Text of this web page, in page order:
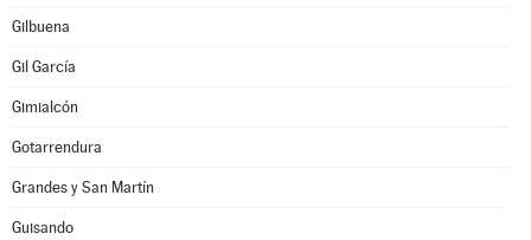
Gilbuena
Gil García
Gimialcón
Gotarrendura
Grandes y San Martín
Guisando